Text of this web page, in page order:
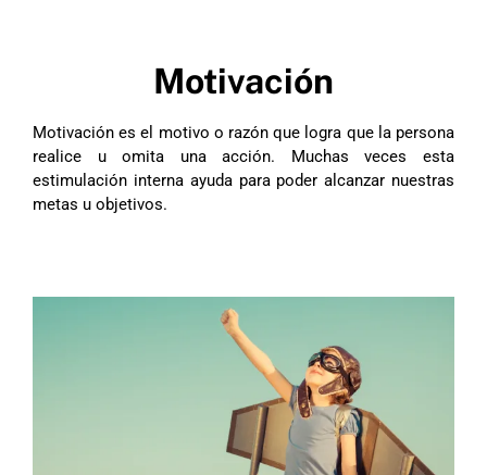
Motivación
Motivación es el motivo o razón que logra que la persona
realice u omita una acción. Muchas veces esta
estimulación interna ayuda para poder alcanzar nuestras
metas u objetivos.